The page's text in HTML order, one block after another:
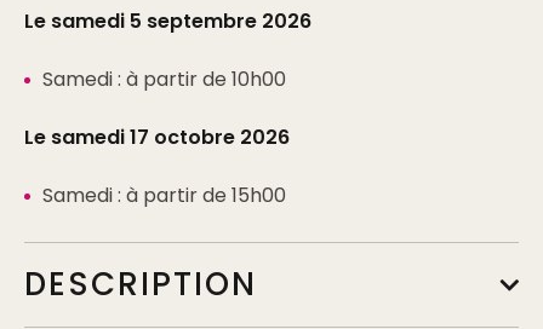
Le samedi 5 septembre 2026
Samedi : à partir de 10h00
Le samedi 17 octobre 2026
Samedi : à partir de 15h00
DESCRIPTION